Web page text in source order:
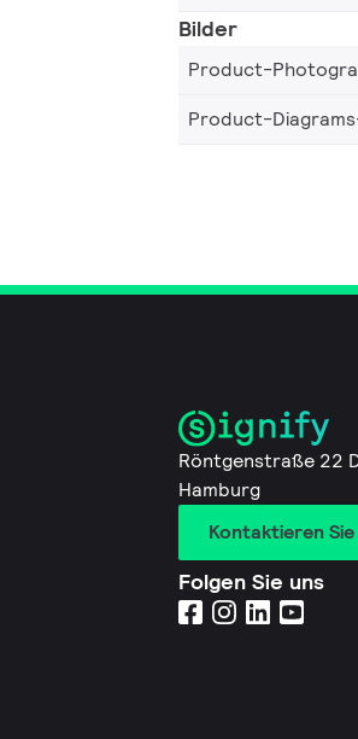
Bilder
Product-
Product-
Röntgenstraße 22
Hamburg
Kontaktieren
Folgen Sie uns